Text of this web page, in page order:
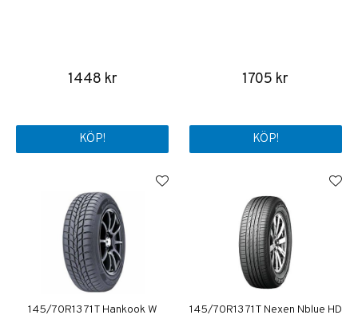
1448 kr
KÖP!
1705 kr
KÖP!
145/70R13 71T Hankook W 145/70R13 71T Nexen Nblue HD